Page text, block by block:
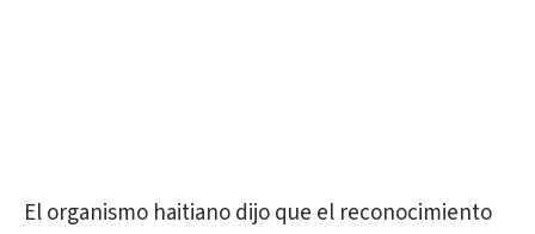
El organismo haitiano dijo que el reconocimiento